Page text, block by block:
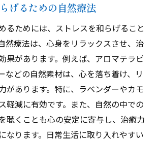
げるための自然療法
るためには、ストレスを和らげること
然療法は、心身をリラックスさせ、治
果があります。例えば、アロマテラピ
などの自然素材は、心を落ち着け、リ
があります。特に、ラベンダーやカモ
軽減に有効です。また、自然の中での
聴くことも心の安定に寄与し、治癒力
なります。日常生活に取り入れやすい